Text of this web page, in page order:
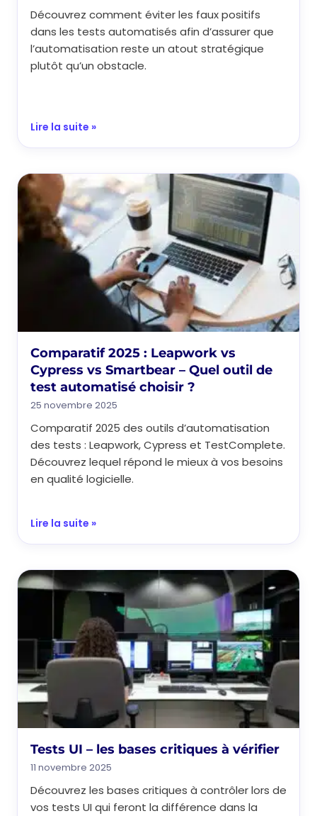
Découvrez comment éviter les faux positifs
dans les tests automatisés afin d’assurer que
l’automatisation reste un atout stratégique
plutôt qu’un obstacle.
Lire la suite »
Comparatif 2025 : Leapwork vs
Cypress vs Smartbear – Quel outil de
test automatisé choisir ?
25 novembre 2025
Comparatif 2025 des outils d’automatisation
des tests : Leapwork, Cypress et TestComplete.
Découvrez lequel répond le mieux à vos besoins
en qualité logicielle.
Lire la suite »
Tests UI – les bases critiques à vérifier
11 novembre 2025
Découvrez les bases critiques à contrôler lors de
vos tests UI qui feront la différence dans la